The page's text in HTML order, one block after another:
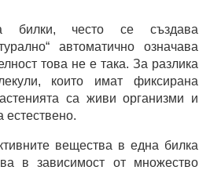
билки, често се създава
автоматично означава
това не е така. За разлика
които имат фиксирана
са живи организми и
естествено.
вещества в една билка
в зависимост от множество